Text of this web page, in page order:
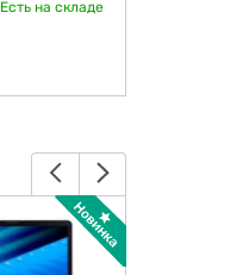
Есть на складе